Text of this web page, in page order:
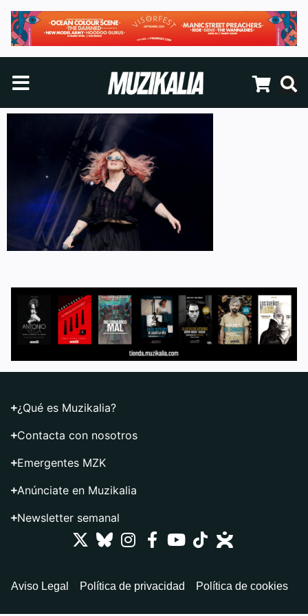
¿Qué es Muzikalia?
Contacta con nosotros
Emergentes MZK
Anúnciate en Muzikalia
Newsletter semanal
Aviso Legal Política de privacidad Política de cookies